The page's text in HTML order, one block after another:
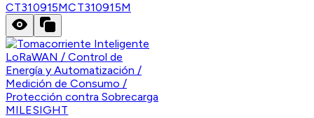
CT310915MCT310915M
MILESIGHT